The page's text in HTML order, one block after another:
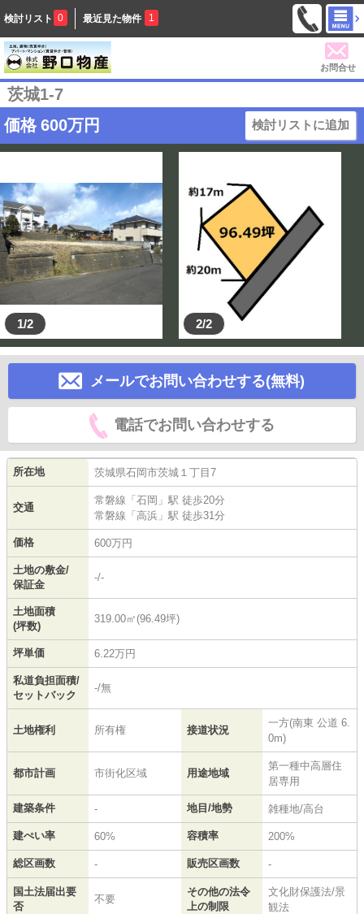
検討リスト 0 最近見た物件 1
お問合せ
茨城1-7
価格 600万円 検討リストに追加
1/2 2/2
メールでお問い合わせする(無料)
電話でお問い合わせする
所在地 茨城県石岡市茨城 １丁目7
交通
常磐線 「 石岡 」駅 徒歩20分
常磐線 「 高浜 」駅 徒歩31分
価格 600万円
土地の敷金/
保証金
-/-
土地面積
(坪数)
319.00㎡(96.49坪)
坪単価 6.22万円
私道負担面積/
セットバック
-/無
土地権利 所有権 接道状況
一方(南東 公道 6.
0m)
都市計画 市街化区域 用途地域
第一種中高層住
居専用
建築条件 - 地目/地勢 雑種地/高台
建ぺい率 60% 容積率 200%
総区画数 - 販売区画数 -
国土法届出要
否
不要
その他の法令
上の制限
文化財保護法/景
観法